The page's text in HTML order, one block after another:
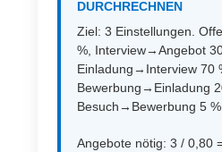
DURCHRECHNEN
Ziel: 3 Einstellungen.
%, Interview→Angebot
Einladung→Interview 70
Bewerbung→Einladung
Besuch→Bewerbung 5 %
Angebote nötig: 3 / 0,80